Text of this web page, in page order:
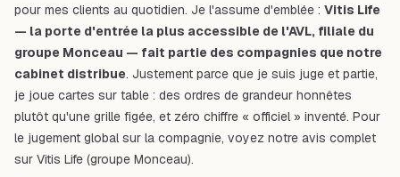
pour mes clients au quotidien. Je l'assume d'emblée : Vitis Life
— la porte d'entrée la plus accessible de l'AVL, filiale du
groupe Monceau — fait partie des compagnies que notre
cabinet distribue. Justement parce que je suis juge et partie,
je joue cartes sur table : des ordres de grandeur honnêtes
plutôt qu'une grille figée, et zéro chiffre « officiel » inventé. Pour
le jugement global sur la compagnie, voyez notre avis complet
sur Vitis Life (groupe Monceau).